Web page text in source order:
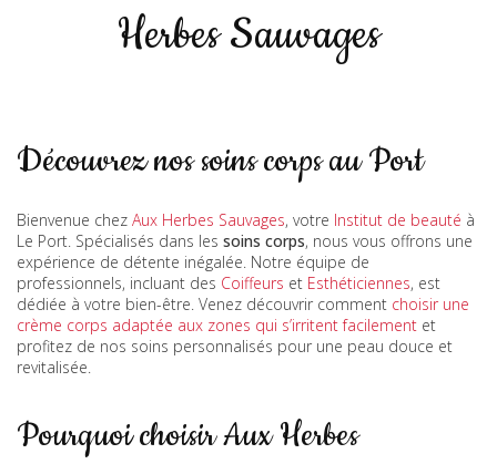
Herbes Sauvages
Découvrez nos soins corps au Port
Bienvenue chez Aux Herbes Sauvages, votre Institut de beauté à
Le Port. Spécialisés dans les soins corps, nous vous offrons une
expérience de détente inégalée. Notre équipe de
professionnels, incluant des Coiffeurs et Esthéticiennes, est
dédiée à votre bien-être. Venez découvrir comment choisir une
crème corps adaptée aux zones qui s’irritent facilement et
profitez de nos soins personnalisés pour une peau douce et
revitalisée.
Pourquoi choisir Aux Herbes